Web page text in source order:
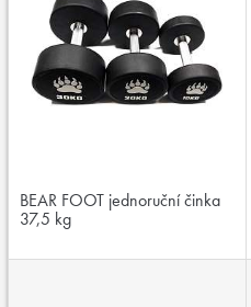
BEAR FOOT jednoruční činka
37,5 kg